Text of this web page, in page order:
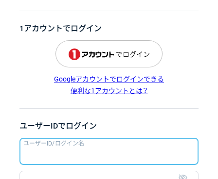
1アカウントでログイン
でログイン
Googleアカウントでログインできる
便利な1アカウントとは？
ユーザーIDでログイン
ユーザーID/ログイン名